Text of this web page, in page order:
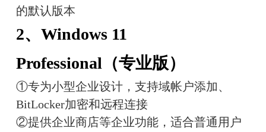
的默认版本
2、Windows 11
Professional（专业版）
①专为小型企业设计，支持域帐户添加、
BitLocker加密和远程连接
②提供企业商店等企业功能，适合普通用户